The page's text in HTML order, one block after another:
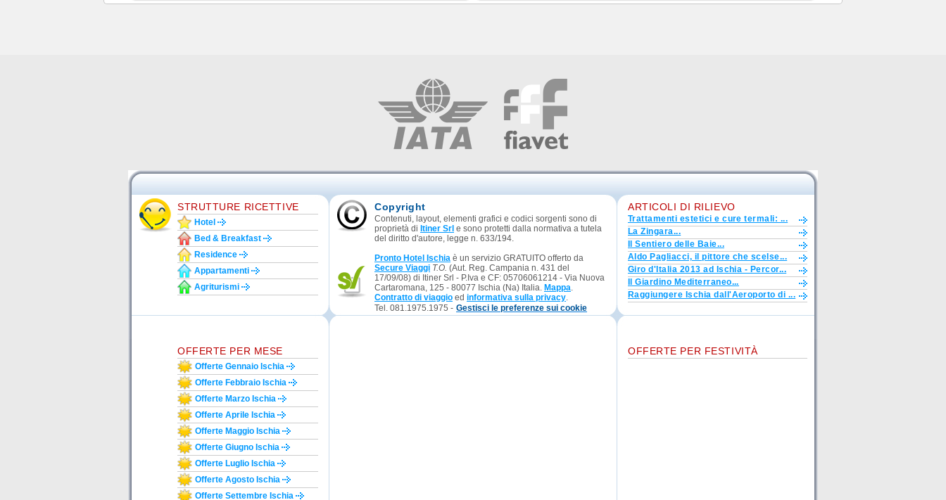
STRUTTURE RICETTIVE
Hotel
Bed & Breakfast
Residence
Appartamenti
Agriturismi
Copyright
Contenuti, layout, elementi grafici e codici sorgenti sono di
proprietà di Itiner Srl e sono protetti dalla normativa a tutela
del diritto d'autore, legge n. 633/194.
Pronto Hotel Ischia è un servizio GRATUITO offerto da
Secure Viaggi T.O. (Aut. Reg. Campania n. 431 del
17/09/08) di Itiner Srl - P.Iva e CF: 05706061214 - Via Nuova
Cartaromana, 125 - 80077 Ischia (Na) Italia. Mappa.
Contratto di viaggio ed informativa sulla privacy.
Tel. 081.1975.1975 - Gestisci le preferenze sui cookie
ARTICOLI DI RILIEVO
Trattamenti estetici e cure termali: ...
La Zingara...
Il Sentiero delle Baie...
Aldo Pagliacci, il pittore che scelse...
Giro d'Italia 2013 ad Ischia - Percor...
Il Giardino Mediterraneo...
Raggiungere Ischia dall'Aeroporto di ...
OFFERTE PER MESE
Offerte Gennaio Ischia
Offerte Febbraio Ischia
Offerte Marzo Ischia
Offerte Aprile Ischia
Offerte Maggio Ischia
Offerte Giugno Ischia
Offerte Luglio Ischia
Offerte Agosto Ischia
Offerte Settembre Ischia
OFFERTE PER FESTIVITÀ